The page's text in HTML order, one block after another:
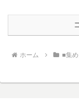
ホーム ■集